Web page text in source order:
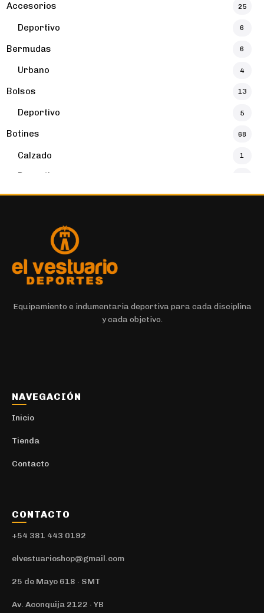
Accesorios 25
Deportivo 6
Bermudas 6
Urbano 4
Bolsos 13
Deportivo 5
Botines 68
Calzado 1
Deportivo
Botines 16
Deportivo
Calzados
Calzado
Calzas Cortas 7
Conjuntos
Gorras
Deportivo
Medias
Mochilas
Equipamiento e indumentaria deportiva para cada disciplina
y cada objetivo.
NAVEGACIÓN
Inicio
Tienda
Contacto
CONTACTO
+54 381 443 0192
elvestuarioshop@gmail.com
25 de Mayo 618 · SMT
Av. Aconquija 2122 · YB